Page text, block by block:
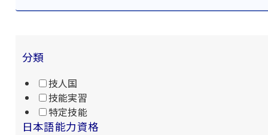
分類
技人国
技能実習
特定技能
日本語能力資格